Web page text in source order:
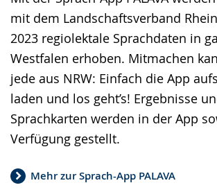
mit dem Landschaftsverband
2023 regiolektale Sprachdaten in
Westfalen erhoben. Mitmachen
jede aus NRW: Einfach die App
laden und los geht’s! Ergebnisse
Sprachkarten werden in der App
Verfügung gestellt.
Mehr zur Sprach-App PALAVA